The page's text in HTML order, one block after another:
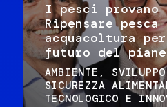
I pesci provano
Ripensare pesca
acquacoltura
futuro del
AMBIENTE
SICUREZZA
TECNOLOGICO E